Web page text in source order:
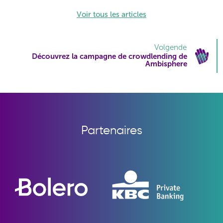
Voir tous les articles
Volgende
Découvrez la campagne de crowdlending de
Ambisphere
Partenaires